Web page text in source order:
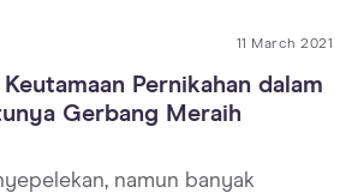
11 March 2021
Pernikahan dalam
Gerbang Meraih
namun banyak